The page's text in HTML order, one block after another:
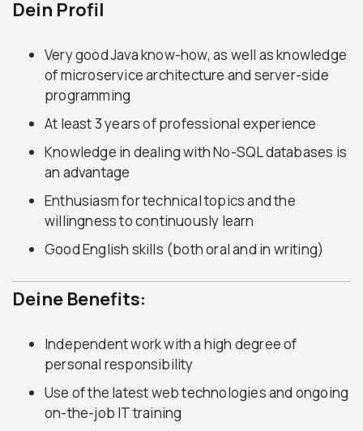
Dein Profil
Very good Java know-how, as well as knowledge
of microservice architecture and server-side
programming
At least 3 years of professional experience
Knowledge in dealing with No-SQL databases is
an advantage
Enthusiasm for technical topics and the
willingness to continuously learn
Good English skills (both oral and in writing)
Deine Benefits:
Independent work with a high degree of
personal responsibility
Use of the latest web technologies and ongoing
on-the-job IT training